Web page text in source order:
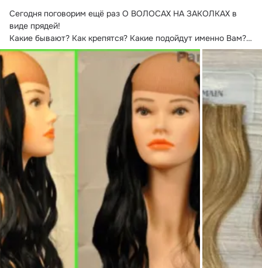
Сегодня поговорим ещё раз О ВОЛОСАХ НА ЗАКОЛКАХ в
виде прядей!
Какие бывают? Как крепятся? Какие подойдут именно Вам?
Волосы на заколках бывают НАТУРАЛЬНЫЕ и
ИСКУССТВЕННЫЕ.